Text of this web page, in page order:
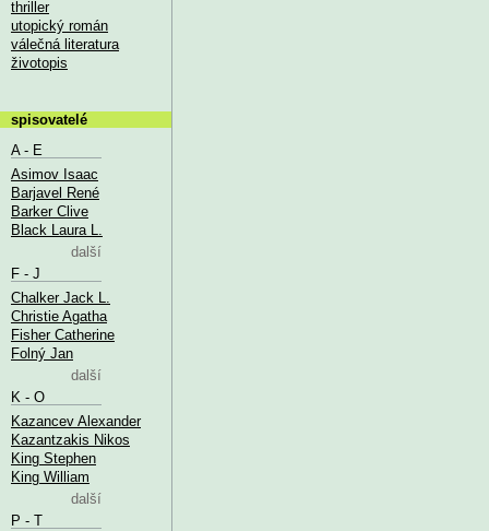
thriller
utopický román
válečná literatura
životopis
spisovatelé
A - E
Asimov Isaac
Barjavel René
Barker Clive
Black Laura L.
další
F - J
Chalker Jack L.
Christie Agatha
Fisher Catherine
Folný Jan
další
K - O
Kazancev Alexander
Kazantzakis Nikos
King Stephen
King William
další
P - T